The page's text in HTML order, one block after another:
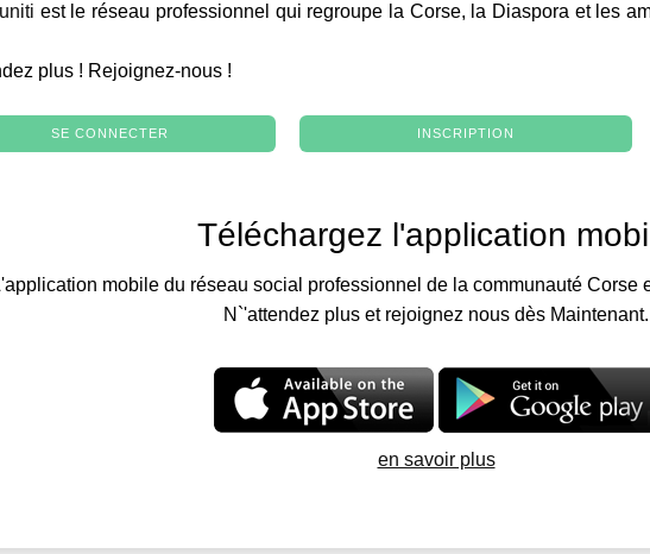
est le réseau professionnel qui regroupe la Corse, la Diaspora et les
plus ! Rejoignez-nous !
SE CONNECTER INSCRIPTION
Téléchargez l'application
mobile du réseau social professionnel de la communauté Corse
N`'attendez plus et rejoignez nous dès Maintenant.
en savoir plus